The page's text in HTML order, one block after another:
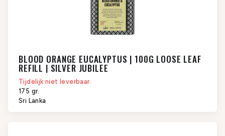
BLOOD ORANGE EUCALYPTUS | 100G LOOSE LEAF
REFILL | SILVER JUBILEE
Tijdelijk niet leverbaar.
175 gr.
Sri Lanka